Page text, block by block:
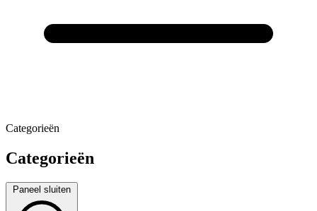
Categorieën
Categorieën
Paneel sluiten